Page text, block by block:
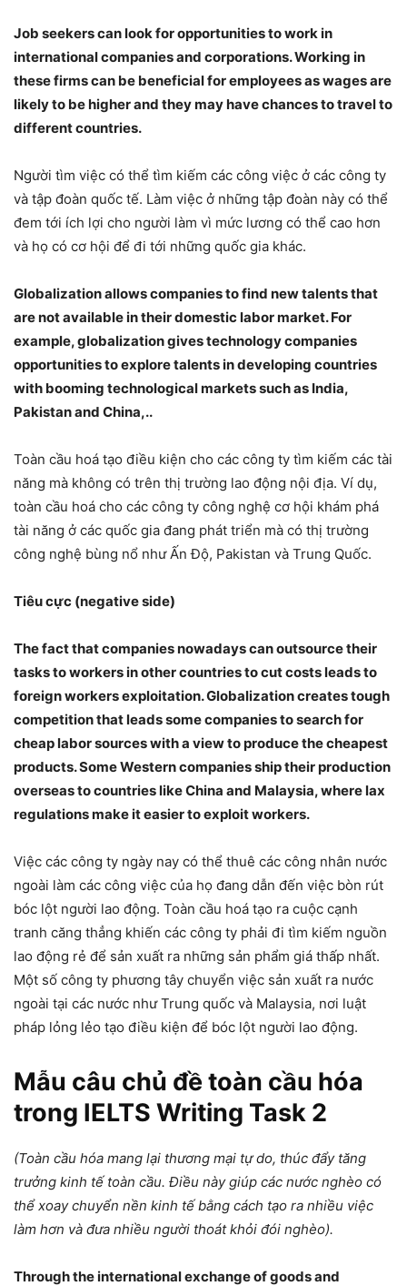
Job seekers can look for opportunities to work in
international companies and corporations. Working in
these firms can be beneficial for employees as wages are
likely to be higher and they may have chances to travel to
different countries.
Người tìm việc có thể tìm kiếm các công việc ở các công ty
và tập đoàn quốc tế. Làm việc ở những tập đoàn này có thể
đem tới ích lợi cho người làm vì mức lương có thể cao hơn
và họ có cơ hội để đi tới những quốc gia khác.
Globalization allows companies to find new talents that
are not available in their domestic labor market. For
example, globalization gives technology companies
opportunities to explore talents in developing countries
with booming technological markets such as India,
Pakistan and China,..
Toàn cầu hoá tạo điều kiện cho các công ty tìm kiếm các tài
năng mà không có trên thị trường lao động nội địa. Ví dụ,
toàn cầu hoá cho các công ty công nghệ cơ hội khám phá
tài năng ở các quốc gia đang phát triển mà có thị trường
công nghệ bùng nổ như Ấn Độ, Pakistan và Trung Quốc.
Tiêu cực (negative side)
The fact that companies nowadays can outsource their
tasks to workers in other countries to cut costs leads to
foreign workers exploitation. Globalization creates tough
competition that leads some companies to search for
cheap labor sources with a view to produce the cheapest
products. Some Western companies ship their production
overseas to countries like China and Malaysia, where lax
regulations make it easier to exploit workers.
Việc các công ty ngày nay có thể thuê các công nhân nước
ngoài làm các công việc của họ đang dẫn đến việc bòn rút
bóc lột người lao động. Toàn cầu hoá tạo ra cuộc cạnh
tranh căng thẳng khiến các công ty phải đi tìm kiếm nguồn
lao động rẻ để sản xuất ra những sản phẩm giá thấp nhất.
Một số công ty phương tây chuyển việc sản xuất ra nước
ngoài tại các nước như Trung quốc và Malaysia, nơi luật
pháp lỏng lẻo tạo điều kiện để bóc lột người lao động.
Mẫu câu chủ đề toàn cầu hóa
trong IELTS Writing Task 2
(Toàn cầu hóa mang lại thương mại tự do, thúc đẩy tăng
trưởng kinh tế toàn cầu. Điều này giúp các nước nghèo có
thể xoay chuyển nền kinh tế bằng cách tạo ra nhiều việc
làm hơn và đưa nhiều người thoát khỏi đói nghèo).
Through the international exchange of goods and